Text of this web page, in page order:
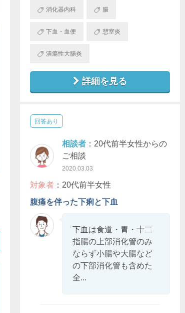
消化器内科 腸
下血・血便 憩室炎
潰瘍性大腸炎
詳細を見る
回答あり
相談者：20代前半女性からの
ご相談
2020.03.03
対象者：20代前半女性
腹痛を伴った下痢と下血
下血は食道・胃・十二
指腸の上部消化管のみ
ならず小腸や大腸など
の下部消化管も含めた
全...